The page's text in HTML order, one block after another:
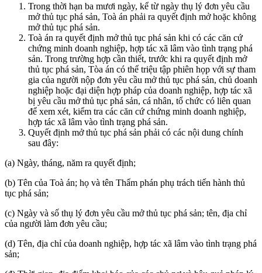
Trong thời hạn ba mươi ngày, kể từ ngày thụ lý đơn yêu cầu
mở thủ tục phá sản, Toà án phải ra quyết định mở hoặc không
mở thủ tục phá sản.
Toà án ra quyết định mở thủ tục phá sản khi có các căn cứ
chứng minh doanh nghiệp, hợp tác xã lâm vào tình trạng phá
sản. Trong trường hợp cần thiết, trước khi ra quyết định mở
thủ tục phá sản, Tòa án có thể triệu tập phiên họp với sự tham
gia của người nộp đơn yêu cầu mở thủ tục phá sản, chủ doanh
nghiệp hoặc đại diện hợp pháp của doanh nghiệp, hợp tác xã
bị yêu cầu mở thủ tục phá sản, cá nhân, tổ chức có liên quan
để xem xét, kiểm tra các căn cứ chứng minh doanh nghiệp,
hợp tác xã lâm vào tình trạng phá sản.
Quyết định mở thủ tục phá sản phải có các nội dung chính
sau đây:
(a) Ngày, tháng, năm ra quyết định;
(b) Tên của Toà án; họ và tên Thẩm phán phụ trách tiến hành thủ
tục phá sản;
(c) Ngày và số thụ lý đơn yêu cầu mở thủ tục phá sản; tên, địa chỉ
của người làm đơn yêu cầu;
(d) Tên, địa chỉ của doanh nghiệp, hợp tác xã lâm vào tình trạng phá
sản;